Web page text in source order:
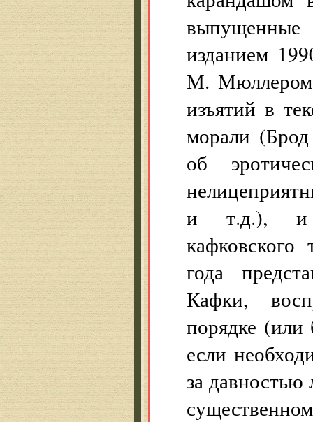
изданием
М. Мюллером
изъятий в
морали
об
и т.д.), и
кафковского
года
Кафки,
порядке
если
за давностью